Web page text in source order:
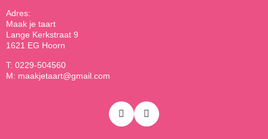
Adres:
Maak je taart
Lange Kerkstraat 9
1621 EG Hoorn
T: 0229-504560
M: maakjetaart@gmail.com